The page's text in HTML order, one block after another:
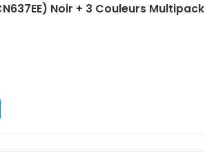
Noir + 3 Couleurs Multipack